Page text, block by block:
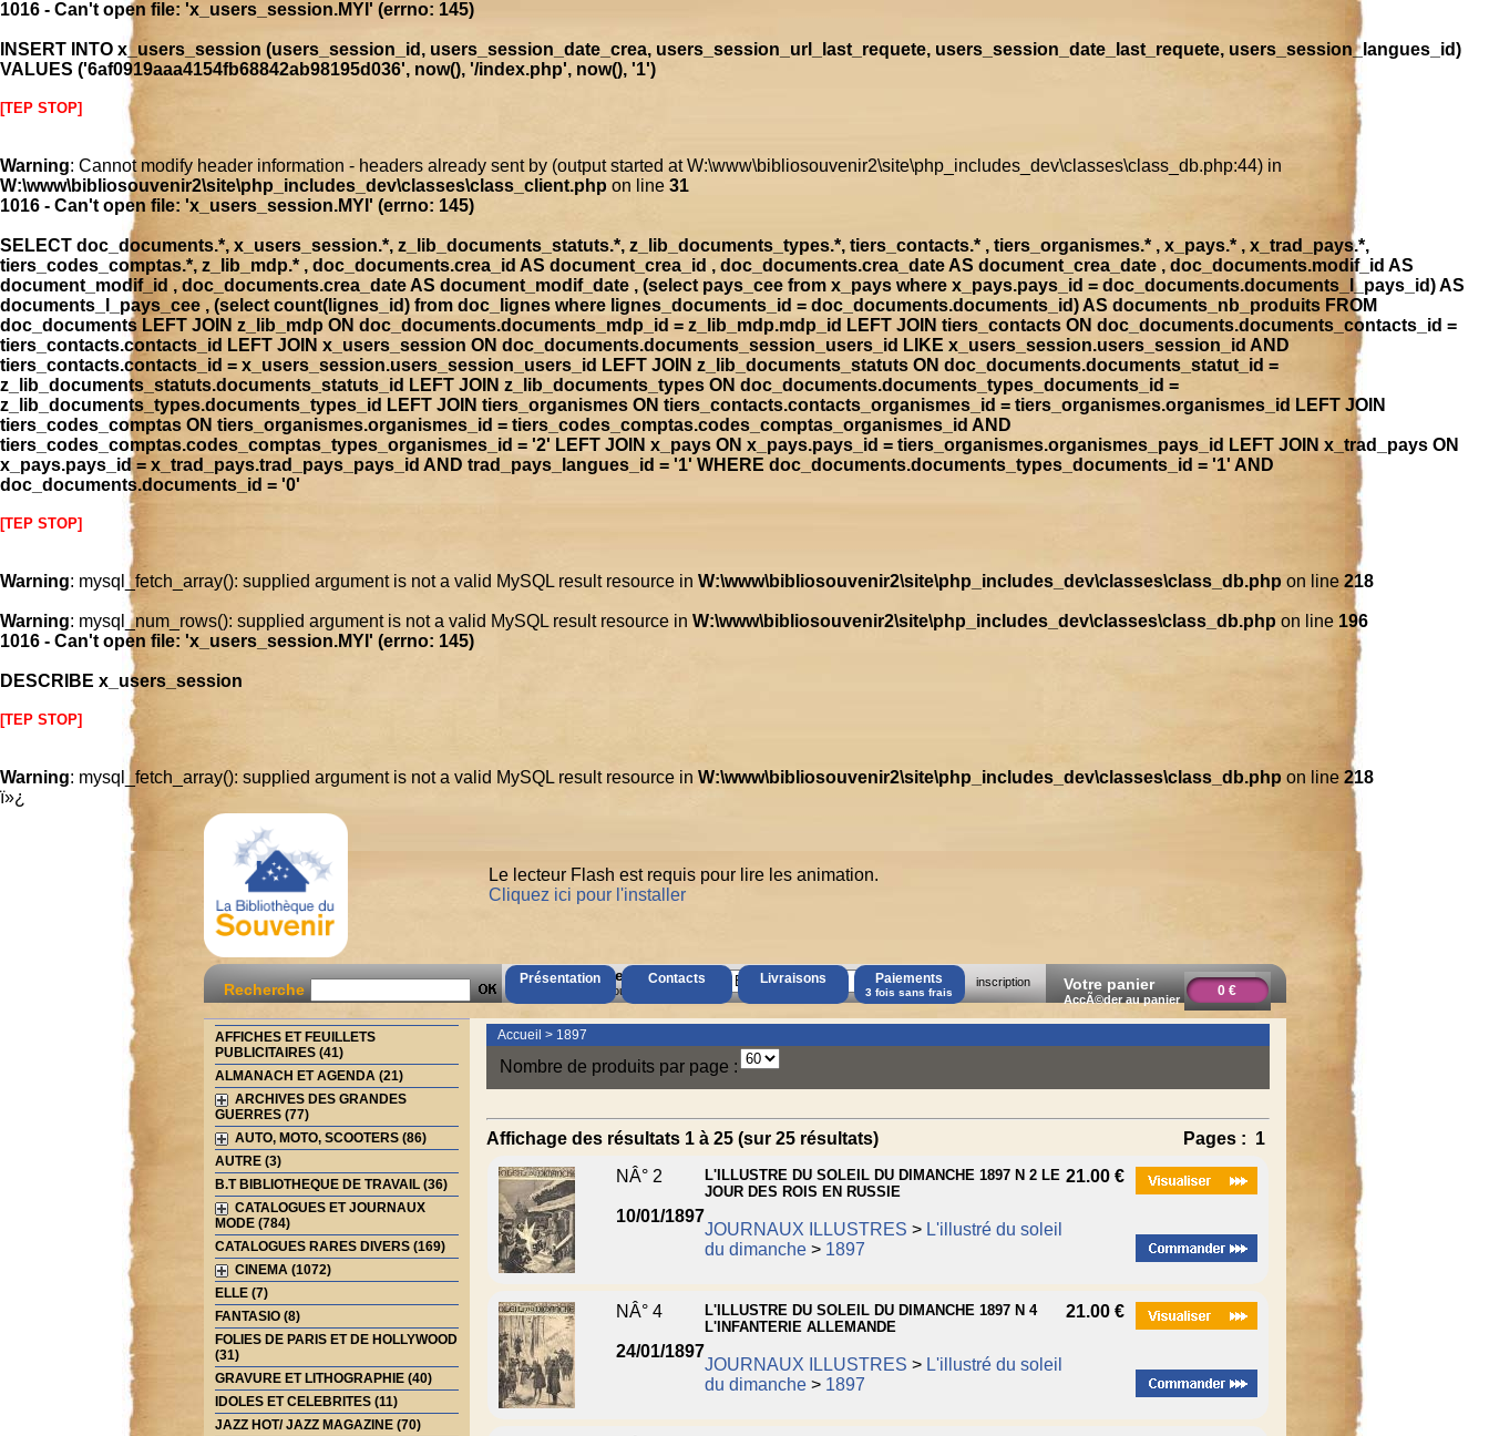
1016 - Can't open file: 'x_users_session.MYI' (errno: 145)
INSERT INTO x_users_session (users_session_id, users_session_date_crea, users_session_url_last_requete, users_session_date_last_requete, users_session_langues_id)
VALUES ('6af0919aaa4154fb68842ab98195d036', now(), '/index.php', now(), '1')
[TEP STOP]
Warning: Cannot modify header information - headers already sent by (output started at W:\www\bibliosouvenir2\site\php_includes_dev\classes\class_db.php:44) in
W:\www\bibliosouvenir2\site\php_includes_dev\classes\class_client.php on line 31
1016 - Can't open file: 'x_users_session.MYI' (errno: 145)
SELECT doc_documents.*, x_users_session.*, z_lib_documents_statuts.*, z_lib_documents_types.*, tiers_contacts.* , tiers_organismes.* , x_pays.* , x_trad_pays.*,
tiers_codes_comptas.*, z_lib_mdp.* , doc_documents.crea_id AS document_crea_id , doc_documents.crea_date AS document_crea_date , doc_documents.modif_id AS
document_modif_id , doc_documents.crea_date AS document_modif_date , (select pays_cee from x_pays where x_pays.pays_id = doc_documents.documents_l_pays_id) AS
documents_l_pays_cee , (select count(lignes_id) from doc_lignes where lignes_documents_id = doc_documents.documents_id) AS documents_nb_produits FROM
doc_documents LEFT JOIN z_lib_mdp ON doc_documents.documents_mdp_id = z_lib_mdp.mdp_id LEFT JOIN tiers_contacts ON doc_documents.documents_contacts_id =
tiers_contacts.contacts_id LEFT JOIN x_users_session ON doc_documents.documents_session_users_id LIKE x_users_session.users_session_id AND
tiers_contacts.contacts_id = x_users_session.users_session_users_id LEFT JOIN z_lib_documents_statuts ON doc_documents.documents_statut_id =
z_lib_documents_statuts.documents_statuts_id LEFT JOIN z_lib_documents_types ON doc_documents.documents_types_documents_id =
z_lib_documents_types.documents_types_id LEFT JOIN tiers_organismes ON tiers_contacts.contacts_organismes_id = tiers_organismes.organismes_id LEFT JOIN
tiers_codes_comptas ON tiers_organismes.organismes_id = tiers_codes_comptas.codes_comptas_organismes_id AND
tiers_codes_comptas.codes_comptas_types_organismes_id = '2' LEFT JOIN x_pays ON x_pays.pays_id = tiers_organismes.organismes_pays_id LEFT JOIN x_trad_pays ON
x_pays.pays_id = x_trad_pays.trad_pays_pays_id AND trad_pays_langues_id = '1' WHERE doc_documents.documents_types_documents_id = '1' AND
doc_documents.documents_id = '0'
[TEP STOP]
Warning: mysql_fetch_array(): supplied argument is not a valid MySQL result resource in W:\www\bibliosouvenir2\site\php_includes_dev\classes\class_db.php on line 218
Warning: mysql_num_rows(): supplied argument is not a valid MySQL result resource in W:\www\bibliosouvenir2\site\php_includes_dev\classes\class_db.php on line 196
1016 - Can't open file: 'x_users_session.MYI' (errno: 145)
DESCRIBE x_users_session
[TEP STOP]
Warning: mysql_fetch_array(): supplied argument is not a valid MySQL result resource in W:\www\bibliosouvenir2\site\php_includes_dev\classes\class_db.php on line 218
ï»¿
Présentation Contacts Livraisons Paiements
3 fois sans frais
Le lecteur Flash est requis pour lire les animation.
Cliquez ici pour l'installer
Recherche
AccÃ¨s Client
Mot de passe oubliÃ© ?
inscription Votre panier
AccÃ©der au panier
0 €
AFFICHES ET FEUILLETS
PUBLICITAIRES (41)
ALMANACH ET AGENDA (21)
ARCHIVES DES GRANDES
GUERRES (77)
AUTO, MOTO, SCOOTERS (86)
AUTRE (3)
B.T BIBLIOTHEQUE DE TRAVAIL (36)
CATALOGUES ET JOURNAUX
MODE (784)
CATALOGUES RARES DIVERS (169)
CINEMA (1072)
ELLE (7)
FANTASIO (8)
FOLIES DE PARIS ET DE HOLLYWOOD
(31)
GRAVURE ET LITHOGRAPHIE (40)
IDOLES ET CELEBRITES (11)
JAZZ HOT/ JAZZ MAGAZINE (70)
Accueil > 1897
Nombre de produits par page :
Affichage des résultats 1 à 25 (sur 25 résultats) Pages : 1
NÂ° 2
10/01/1897
L'ILLUSTRE DU SOLEIL DU DIMANCHE 1897 N 2 LE
JOUR DES ROIS EN RUSSIE
JOURNAUX ILLUSTRES > L'illustré du soleil
du dimanche> 1897
21.00 €
NÂ° 4
24/01/1897
L'ILLUSTRE DU SOLEIL DU DIMANCHE 1897 N 4
L'INFANTERIE ALLEMANDE
JOURNAUX ILLUSTRES > L'illustré du soleil
du dimanche> 1897
21.00 €